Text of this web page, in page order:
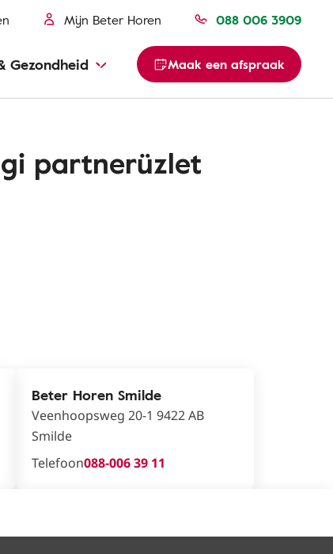
Mijn Beter Horen 088 006 3909
Gezondheid Maak een afspraak
partnerüzlet
Beter Horen Smilde
Veenhoopsweg 20-1 9422 AB
Smilde
Telefoon088-006 39 11